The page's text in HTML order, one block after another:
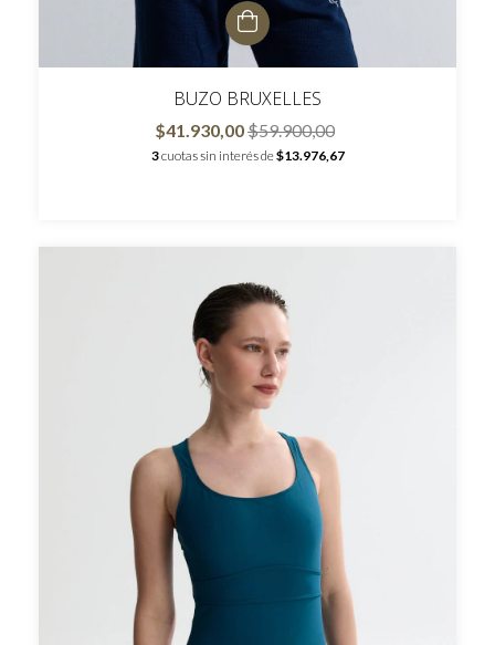
BUZO BRUXELLES
$41.930,00$59.900,00
3cuotas sin interés de$13.976,67